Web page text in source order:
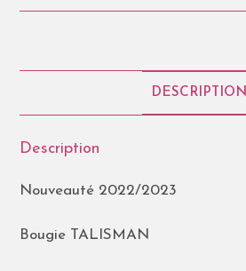
DESCRIPTION
Description
Nouveauté 2022/2023
Bougie TALISMAN